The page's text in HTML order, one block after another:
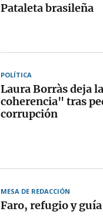
Pataleta brasileña
POLÍTICA
Laura Borràs deja
coherencia" tras
corrupción
MESA DE REDACCIÓN
Faro, refugio y guía